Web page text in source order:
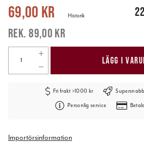
Nuvarande pris: 89,00 kr
69,00 kr
89,00 kr
Historik 22
LÄGG I
Fri frakt >1000 kr
Personlig service
Importörsinformation